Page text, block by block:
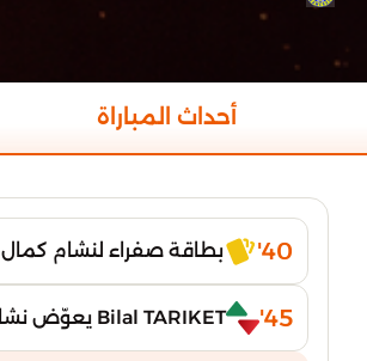
أحداث المباراة
40' بطاقة صفراء لنشام كمال
45' Bilal TARIKET يعوّض نشام كمال